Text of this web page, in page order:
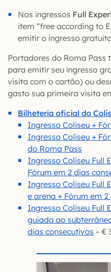
Nos ingressos Full
item “free according to
emitir o ingresso
Portadores do Roma Pass
para emitir seu ingresso
visita com o cartão) ou
gasto sua primeira visita
Bilheteria oficial do
Ingresso Coliseu +
Ingresso Coliseu +
do Roma Pass
Ingresso Coliseu Full
Fórum em 2 dias
Ingresso Coliseu Full
e arena + Fórum em
Ingresso Coliseu Full
guiada ao
dias consecutivos – €